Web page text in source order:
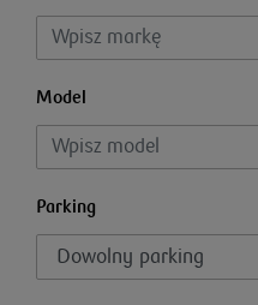
Model
Parking